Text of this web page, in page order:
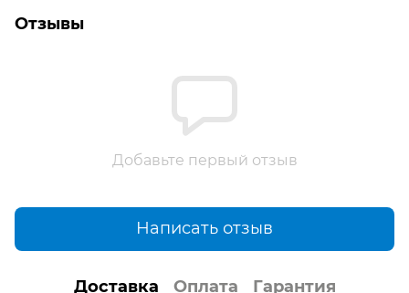
Отзывы
Добавьте первый отзыв
Написать отзыв
Доставка Оплата Гарантия